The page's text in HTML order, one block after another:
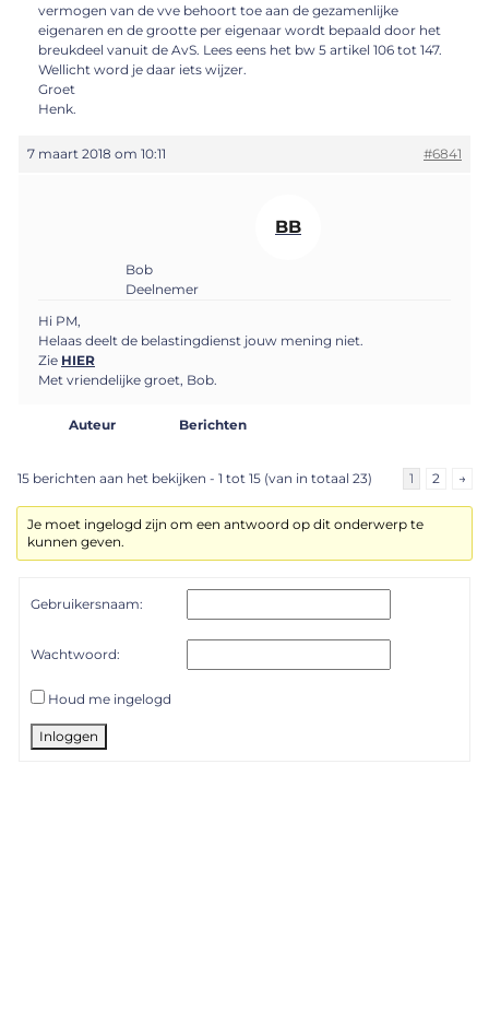
vermogen van de vve behoort toe aan de gezamenlijke
eigenaren en de grootte per eigenaar wordt bepaald door het
breukdeel vanuit de AvS. Lees eens het bw 5 artikel 106 tot 147.
Wellicht word je daar iets wijzer.
Groet
Henk.
7 maart 2018 om 10:11 #6841
BB
Bob
Deelnemer
Hi PM,
Helaas deelt de belastingdienst jouw mening niet.
Zie HIER
Met vriendelijke groet, Bob.
Auteur Berichten
15 berichten aan het bekijken - 1 tot 15 (van in totaal 23) 1 2 →
Je moet ingelogd zijn om een antwoord op dit onderwerp te
kunnen geven.
Gebruikersnaam:
Wachtwoord:
Houd me ingelogd
Inloggen